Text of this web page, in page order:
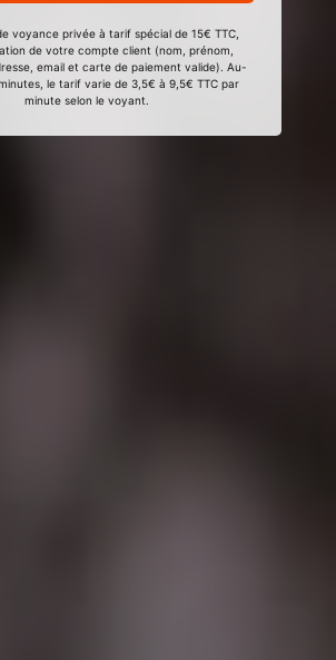
voyance privée à tarif spécial de 15€ TTC,
de votre compte client (nom, prénom,
email et carte de paiement valide). Au-
le tarif varie de 3,5€ à 9,5€ TTC par
minute selon le voyant.